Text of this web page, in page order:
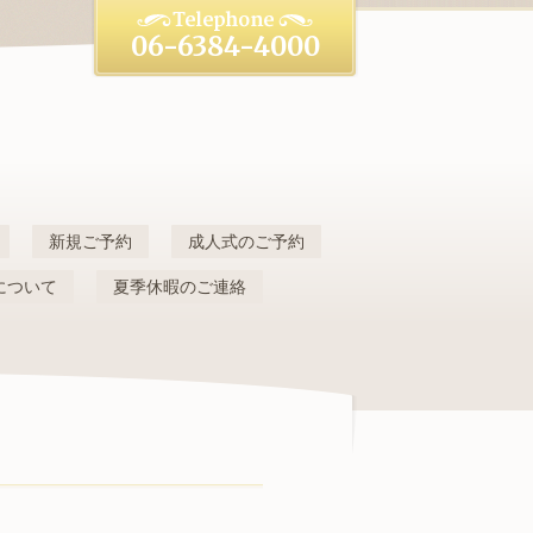
06-6384-4000
新規ご予約 成人式のご予約
ついて 夏季休暇のご連絡